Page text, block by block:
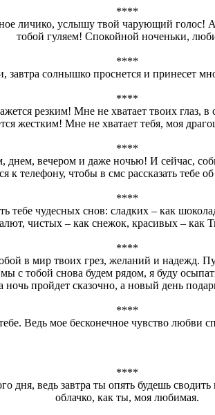
****
личико, услышу твой чарующий голос!
тобой гуляем! Спокойной ноченьки,
****
солнышко проснется и принесет
****
резким! Мне не хватает твоих глаз,
жестким! Мне не хватает тебя, моя
****
вечером и даже ночью! И сейчас,
к телефону, чтобы в смс рассказать тебе
****
чудесных снов: сладких – как
чистых – как снежок, красивых –
****
в мир твоих грез, желаний и надежд.
тобой снова будем рядом, я буду
ночь пройдет сказочно, а новый день
****
Ведь мое бесконечное чувство любви
****
дня, ведь завтра ты опять будешь
облачко, как ты, моя любимая.